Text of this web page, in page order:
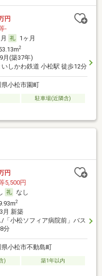
円
-
1ヶ月
2
月(築37年)
いしかわ鉄道 小松駅 徒歩12分
県小松市園町
駐車場(近隣含)
円
5,500円
なし
2
月 新築
/「小松ソフィア病院前」バス
分
県小松市不動島町
)
築1年以内